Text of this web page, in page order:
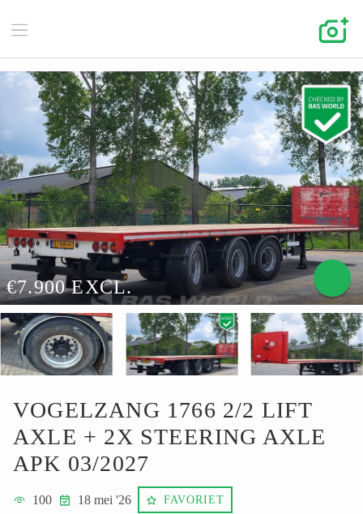
€7.900 EXCL.
VOGELZANG 1766 2/2 LIFT
AXLE + 2X STEERING AXLE
APK 03/2027
100 18 mei '26 FAVORIET